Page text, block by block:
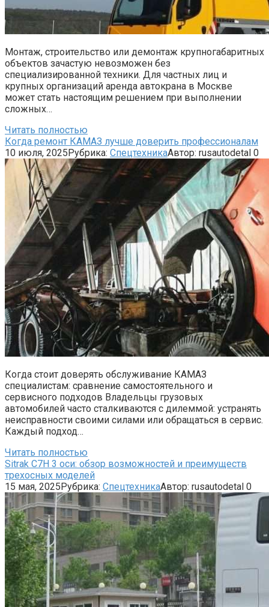
Монтаж, строительство или демонтаж крупногабаритных
объектов зачастую невозможен без
специализированной техники. Для частных лиц и
крупных организаций аренда автокрана в Москве
может стать настоящим решением при выполнении
сложных…
Читать полностью
Когда ремонт КАМАЗ лучше доверить профессионалам
10 июля, 2025Рубрика: СпецтехникаАвтор: rusautodetal 0
Когда стоит доверять обслуживание КАМАЗ
специалистам: сравнение самостоятельного и
сервисного подходов Владельцы грузовых
автомобилей часто сталкиваются с дилеммой: устранять
неисправности своими силами или обращаться в сервис.
Каждый подход…
Читать полностью
Sitrak C7H 3 оси: обзор возможностей и преимуществ
трехосных моделей
15 мая, 2025Рубрика: СпецтехникаАвтор: rusautodetal 0